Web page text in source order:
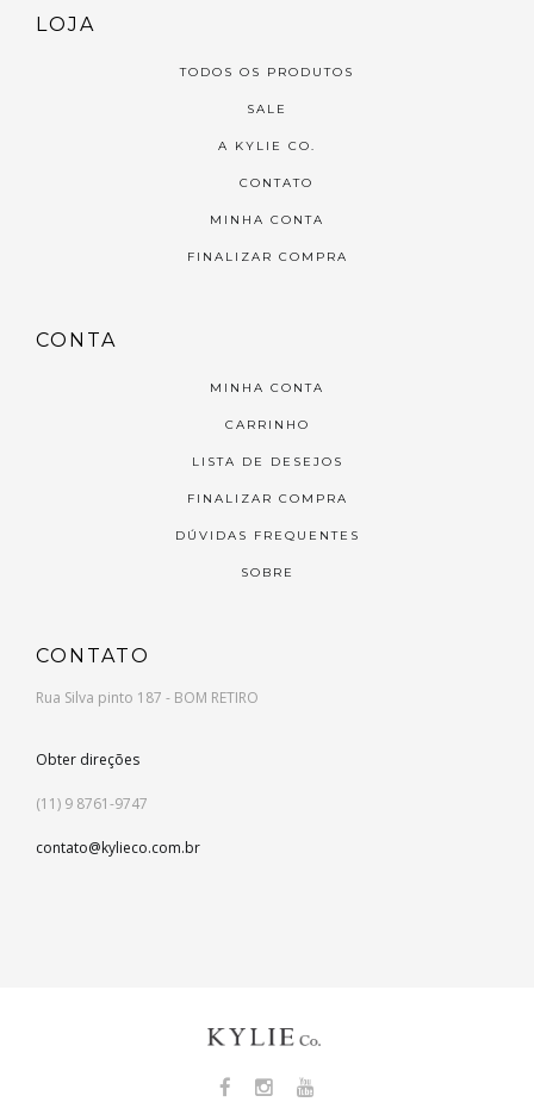
LOJA
TODOS OS PRODUTOS
SALE
A KYLIE CO.
CONTATO
MINHA CONTA
FINALIZAR COMPRA
CONTA
MINHA CONTA
CARRINHO
LISTA DE DESEJOS
FINALIZAR COMPRA
DÚVIDAS FREQUENTES
SOBRE
CONTATO
Rua Silva pinto 187 - BOM RETIRO
Obter direções
(11) 9 8761-9747
contato@kylieco.com.br